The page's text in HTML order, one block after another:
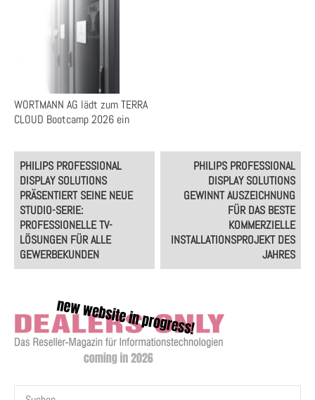
WORTMANN AG lädt zum TERRA
CLOUD Bootcamp 2026 ein
Post
navigation
PHILIPS PROFESSIONAL
DISPLAY SOLUTIONS
PRÄSENTIERT SEINE NEUE
STUDIO-SERIE:
PROFESSIONELLE TV-
LÖSUNGEN FÜR ALLE
GEWERBEKUNDEN
PHILIPS PROFESSIONAL
DISPLAY SOLUTIONS
GEWINNT AUSZEICHNUNG
FÜR DAS BESTE
KOMMERZIELLE
INSTALLATIONSPROJEKT DES
JAHRES
Suchen